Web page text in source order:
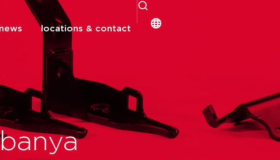
news locations & contact